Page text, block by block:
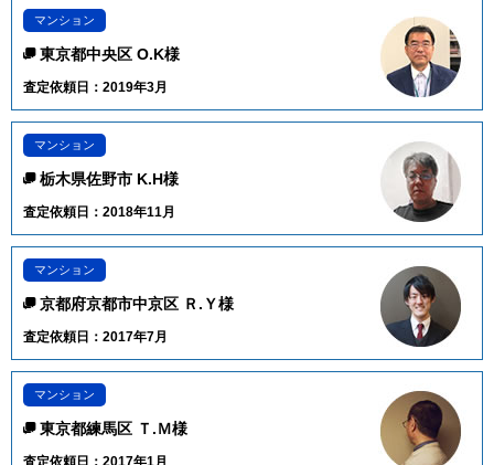
マンション
東京都中央区 O.K様
査定依頼日：2019年3月
マンション
栃木県佐野市 K.H様
査定依頼日：2018年11月
マンション
京都府京都市中京区 Ｒ.Ｙ様
査定依頼日：2017年7月
マンション
東京都練馬区 Ｔ.Ｍ様
査定依頼日：2017年1月